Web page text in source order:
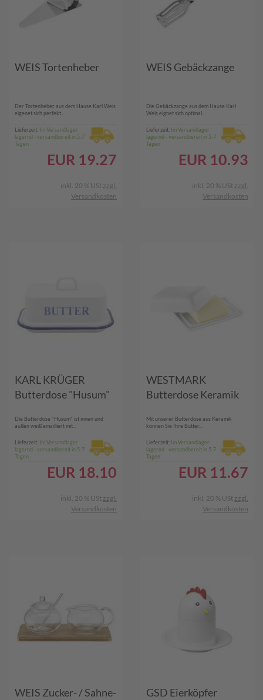
WEIS Tortenheber
Der Tortenheber aus dem Hause Karl Weis
eigenet sich perfekt...
Lieferzeit: Im Versandlager
lagernd - versandbereit in 5-7
Tagen
EUR 19.27
inkl. 20 % USt zzgl.
Versandkosten
WEIS Gebäckzange
Die Gebäckzange aus dem Hause Karl
Weis eignet sich optimal...
Lieferzeit: Im Versandlager
lagernd - versandbereit in 5-7
Tagen
EUR 10.93
inkl. 20 % USt zzgl.
Versandkosten
KARL KRÜGER
Butterdose "Husum"
Die Butterdose "Husum" ist innen und
außen weiß emailliert mit...
Lieferzeit: Im Versandlager
lagernd - versandbereit in 5-7
Tagen
EUR 18.10
inkl. 20 % USt zzgl.
Versandkosten
WESTMARK
Butterdose Keramik
Mit unserer Butterdose aus Keramik
können Sie Ihre Butter...
Lieferzeit: Im Versandlager
lagernd - versandbereit in 5-7
Tagen
EUR 11.67
inkl. 20 % USt zzgl.
Versandkosten
WEIS Zucker- / Sahne-
GSD Eierköpfer